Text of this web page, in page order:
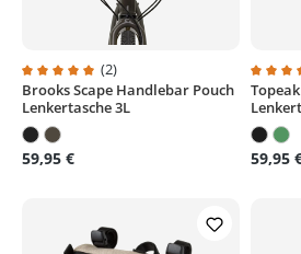
Durchschnittliche Bewertung von 5
(2)
Brooks Scape Handlebar Pouch
Lenkertasche 3L
59,95 € 59,95